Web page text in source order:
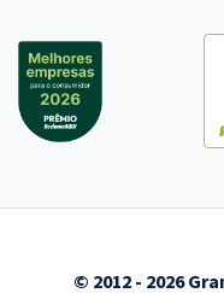
© 2012 - 2026